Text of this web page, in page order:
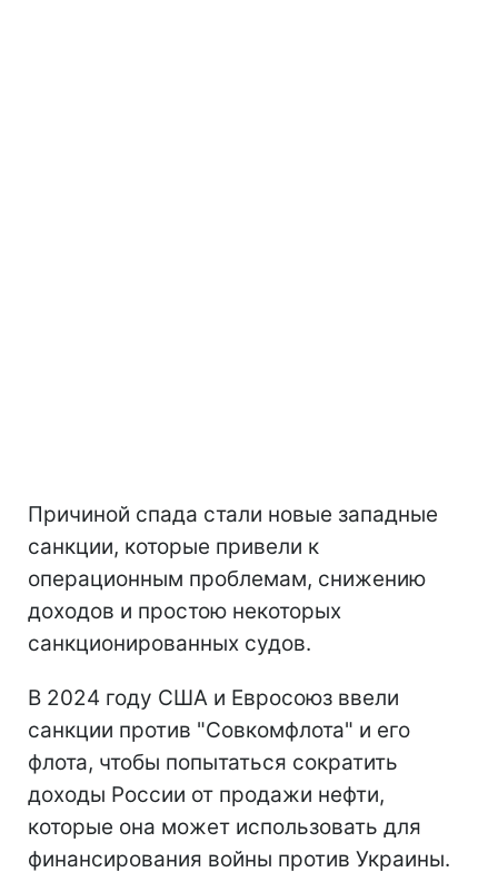
Причиной спада стали новые западные
санкции, которые привели к
операционным проблемам, снижению
доходов и простою некоторых
санкционированных судов.
В 2024 году США и Евросоюз ввели
санкции против "Совкомфлота" и его
флота, чтобы попытаться сократить
доходы России от продажи нефти,
которые она может использовать для
финансирования войны против Украины.